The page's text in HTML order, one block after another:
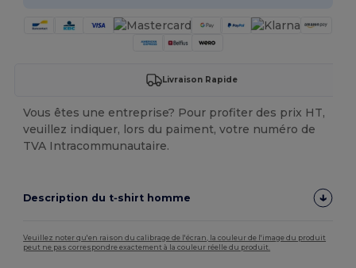
Livraison Rapide
Vous êtes une entreprise? Pour profiter des prix HT,
veuillez indiquer, lors du paiment, votre numéro de
TVA Intracommunautaire.
Description du t‑shirt homme
Veuillez noter qu'en raison du calibrage de l'écran, la couleur de l'image du produit
peut ne pas correspondre exactement à la couleur réelle du produit.